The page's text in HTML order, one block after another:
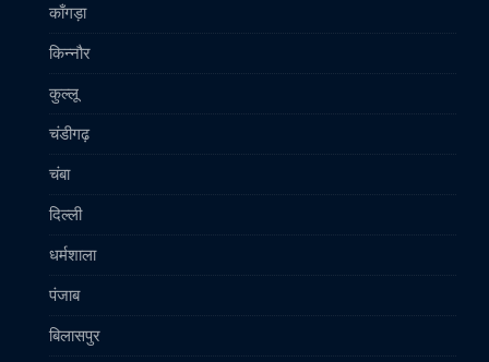
काँगड़ा
किन्नौर
कुल्लू
चंडीगढ़
चंबा
दिल्ली
धर्मशाला
पंजाब
बिलासपुर